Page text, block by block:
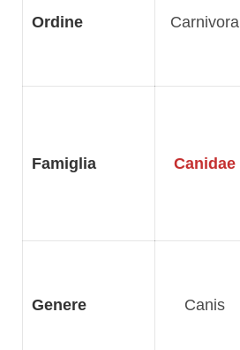
Ordine Carnivora
Famiglia Canidae
Genere Canis